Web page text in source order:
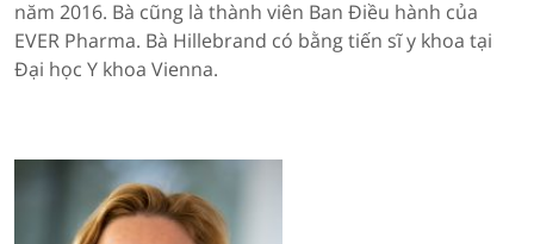
năm 2016. Bà cũng là thành viên Ban Điều hành của
EVER Pharma. Bà Hillebrand có bằng tiến sĩ y khoa tại
Đại học Y khoa Vienna.